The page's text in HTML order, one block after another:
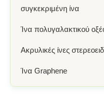
συγκεκριμένη ίνα
Ίνα πολυγαλακτικού
Ακρυλικές ίνες
Ίνα Graphene